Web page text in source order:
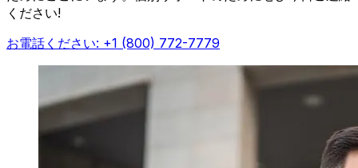
ください!
お電話ください: +1 (800) 772-7779